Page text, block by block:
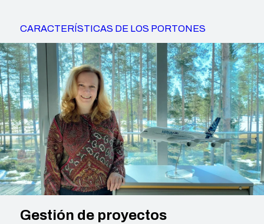
CARACTERÍSTICAS DE LOS PORTONES
Gestión de proyectos